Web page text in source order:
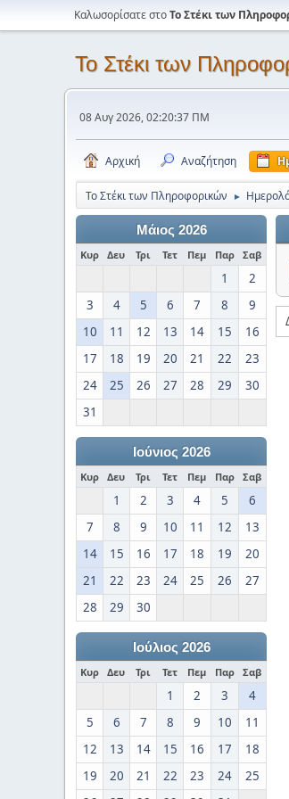
Καλωσορίσατε στοΤο Στέκι των
Το Στέκι των
08 Αυγ 2026, 02:20:37 ΠΜ
Αρχική Αναζήτηση
Το Στέκι των Πληροφορικών ►
Μάιος 2026
Κυρ Δευ Τρι Τετ Πεμ Παρ Σαβ
1
2
3
4 5 6 7 8
9
10
11 12 13 14 15
16
17
18 19 20 21 22
23
24
25 26 27 28 29
30
31
Ιούνιος 2026
Κυρ Δευ Τρι Τετ Πεμ Παρ Σαβ
1 2 3 4 5
6
7
8 9 10 11 12
13
14
15 16 17 18 19
20
21
22 23 24 25 26
27
28
29 30
Ιούλιος 2026
Κυρ Δευ Τρι Τετ Πεμ Παρ Σαβ
1 2 3
4
5
6 7 8 9 10
11
12
13 14 15 16 17
18
19
20 21 22 23 24
25